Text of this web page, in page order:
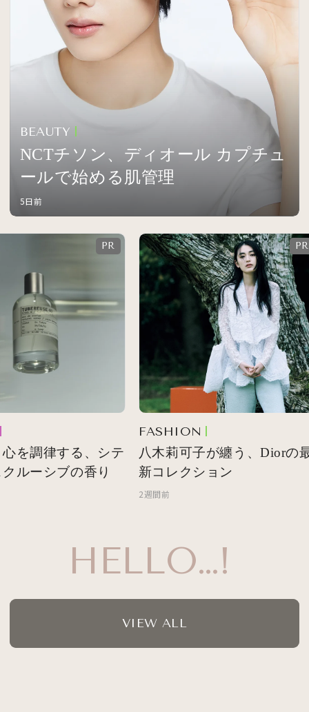
BEAUTY
NCTチソン、ディオール カプチュ
ールで始める肌管理
5日前
HELLO…!
調律する、シテ
ルーシブの香り
FASHION
八木莉可子が纏う、Diorの最
新コレクション
2週間前
VIEW ALL